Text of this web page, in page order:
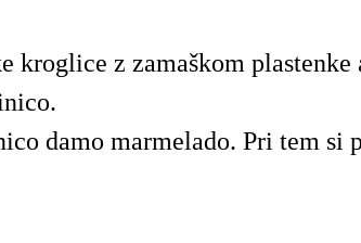
kroglice z zamaškom
damo marmelado. Pri tem si